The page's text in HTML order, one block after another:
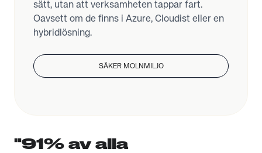
sätt, utan att verksamheten tappar fart.
Oavsett om de finns i Azure, Cloudist eller en
hybridlösning.
SÄKER MOLNMILJO
"91% av alla